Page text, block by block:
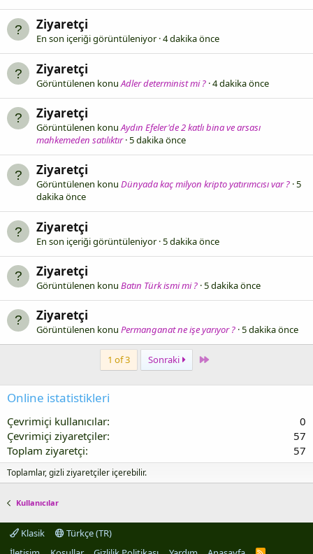
Ziyaretçi
En son içeriği görüntüleniyor 4 dakika önce
Ziyaretçi
Görüntülenen konuAdler determinist mi ? 4 dakika önce
Ziyaretçi
Görüntülenen konuAydın Efeler'de 2 katlı bina ve arsası
mahkemeden satılıktır 5 dakika önce
Ziyaretçi
Görüntülenen konu Dünyada kaç milyon kripto yatırımcısı var ? 5
dakika önce
Ziyaretçi
En son içeriği görüntüleniyor 5 dakika önce
Ziyaretçi
Görüntülenen konu Batın Türk ismi mi ? 5 dakika önce
Ziyaretçi
Görüntülenen konu Permanganat ne işe yarıyor ? 5 dakika önce
1 of 3 Sonraki Last
Online istatistikleri
Çevrimiçi kullanıcılar
0
Çevrimiçi ziyaretçiler
57
Toplam ziyaretçi
57
Toplamlar, gizli ziyaretçiler içerebilir.
Kullanıcılar
Klasik
Türkçe (TR)